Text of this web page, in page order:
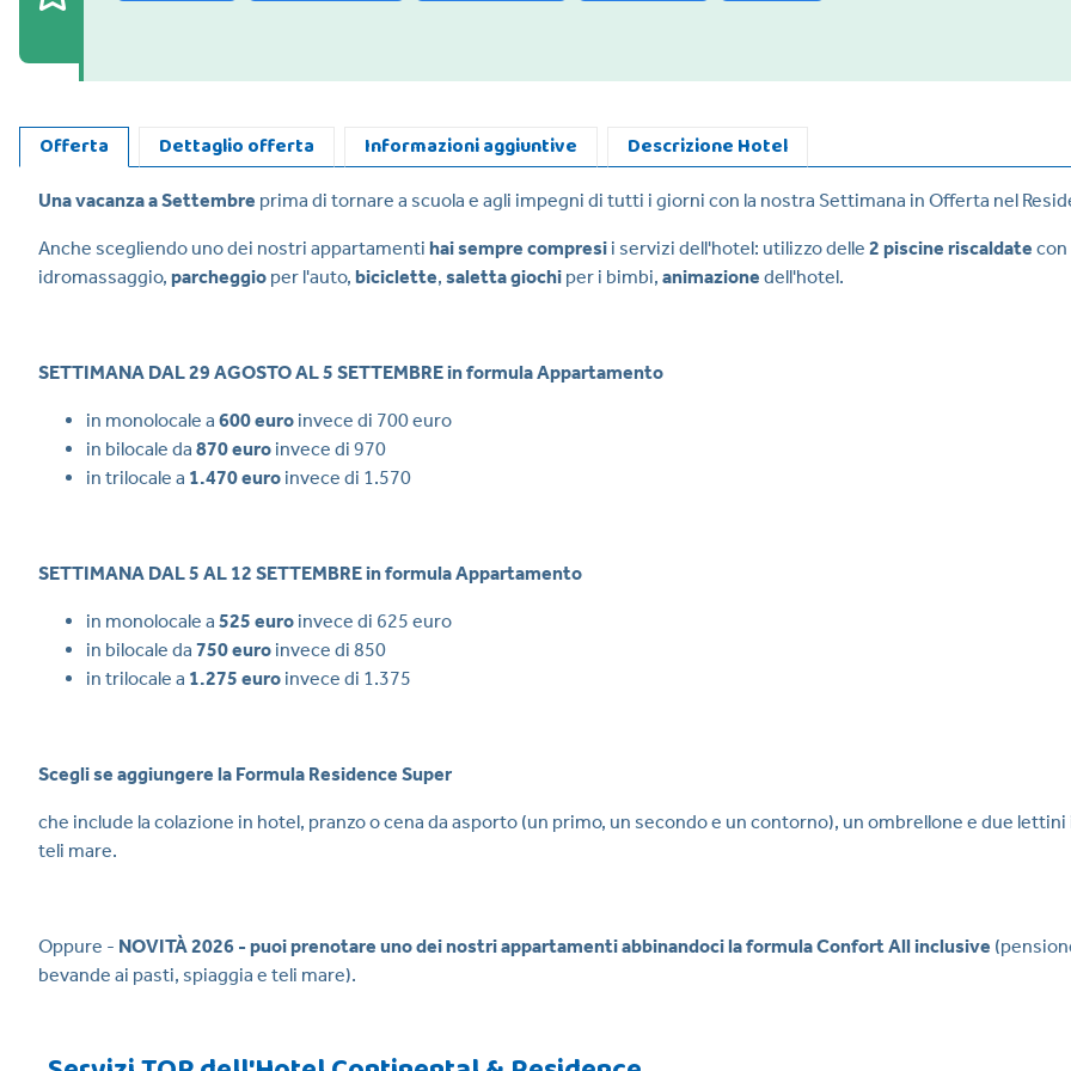
Offerta Dettaglio offerta Informazioni aggiuntive Descrizione Hotel
Una vacanza a Settembre prima di tornare a scuola e agli impegni di tutti i giorni con la nostra Settimana in Offerta nel
Anche scegliendo uno dei nostri appartamenti hai sempre compresi i servizi dell'hotel: utilizzo delle 2 piscine riscaldate con
idromassaggio, parcheggio per l'auto, biciclette, saletta giochi per i bimbi, animazione dell'hotel.
SETTIMANA DAL 29 AGOSTO AL 5 SETTEMBRE in formula Appartamento
in monolocale a 600 euro invece di 700 euro
in bilocale da 870euro invece di 970
in trilocale a 1.470 euro invece di 1.570
SETTIMANA DAL 5 AL 12 SETTEMBRE in formula Appartamento
in monolocale a 525 euro invece di 625 euro
in bilocale da 750euro invece di 850
in trilocale a 1.275 euro invece di 1.375
Scegli se aggiungere la Formula Residence Super
che include la colazione in hotel, pranzo o cena da asporto (un primo, un secondo e un contorno), un ombrellone e due lettini
teli mare.
Oppure - NOVITÀ 2026 - puoi prenotare uno dei nostri appartamenti abbinandoci la formula Confort All inclusive
bevande ai pasti, spiaggia e teli mare).